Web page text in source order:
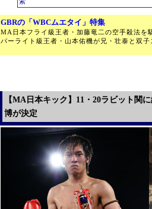
GBRの「WBCムエタイ」特集
MA日本フライ級王者・加藤竜二の空手殺法を
パーライト級王者・山本佑機が兄・壮泰と双
【MA日本キック】11・20ラビット関
博が決定